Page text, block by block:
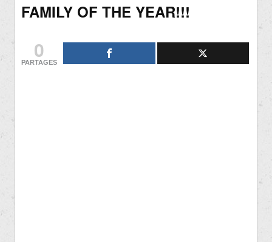
FAMILY OF THE YEAR!!!
0
PARTAGES